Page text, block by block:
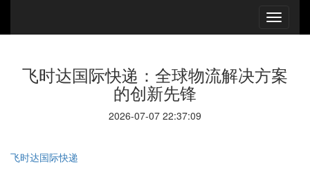
飞时达国际快递：全球物流解决方案
的创新先锋
2026-07-07 22:37:09
飞时达国际快递